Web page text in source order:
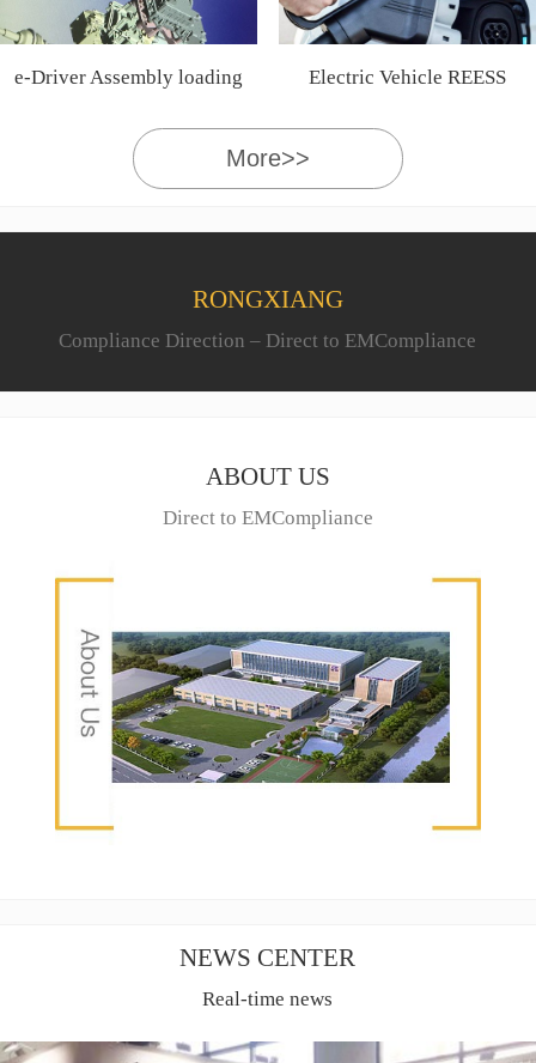
e-Driver Assembly loading
Electric Vehicle REESS
More>>
RONGXIANG
Compliance Direction – Direct to EMCompliance
ABOUT US
Direct to EMCompliance
NEWS CENTER
Real-time news